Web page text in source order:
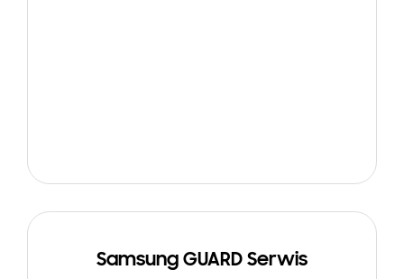
Samsung GUARD Serwis